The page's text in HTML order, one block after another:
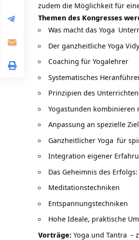
zudem die Möglichkeit für
Themen des Kongresses
Was macht das Yoga
Der ganzheitliche Yoga
Coaching für Yogalehrer
Systematisches
Prinzipien des
Yogastunden kombinieren
Anpassung an spezielle
Ganzheitlicher Yoga für
Integration eigener
Das Geheimnis des
Meditationstechniken
Entspannungstechniken
Hohe Ideale, praktische
Vorträge: Yoga und Tantra –